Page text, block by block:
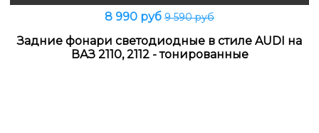
8 990 руб 9 590 руб
Задние фонари светодиодные в стиле AUDI на
ВАЗ 2110, 2112 - тонированные